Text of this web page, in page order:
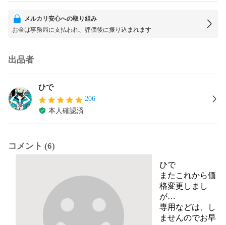
メルカリ安心への取り組み
お金は事務局に支払われ、評価後に振り込まれます
出品者
ひで
206
本人確認済
コメント (6)
ひで
またこれから価
格変更しまし
が…
専用などは、し
ませんのでお早